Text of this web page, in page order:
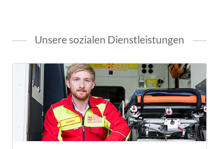
Unsere sozialen Dienstleistungen